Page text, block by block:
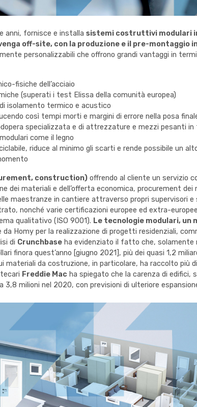
anni, fornisce e installa sistemi costruttivi modulari
off-site, con la produzione e il pre-montaggio
personalizzabili che offrono grandi vantaggi in
fisiche dell’acciaio
(superati i test Elissa della comunità europea)
isolamento termico e acustico
così tempi morti e margini di errore nella posa
specializzata e di attrezzature e mezzi pesanti
come il legno
riduce al minimo gli scarti e rende possibile un
construction) offrendo al cliente un servizio
materiali e dell’offerta economica, procurement dei
maestranze in cantiere attraverso propri supervisori e
nonché varie certificazioni europee ed extra-
qualitativo (ISO 9001). Le tecnologie modulari, un
da Homy per la realizzazione di progetti residenziali,
di Crunchbase ha evidenziato il fatto che, solamente
finora quest’anno [giugno 2021], più dei quasi 1,2
da costruzione, in particolare, ha raccolto più
Freddie Mac ha spiegato che la carenza di edifici,
3,8 milioni nel 2020, con previsioni di ulteriore